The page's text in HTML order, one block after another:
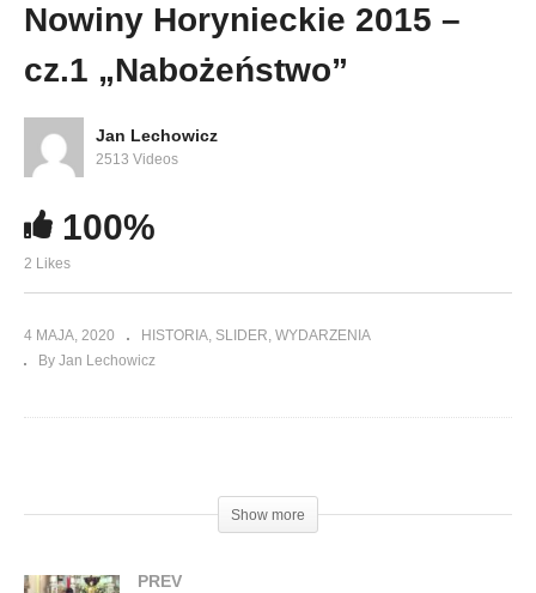
Nowiny Horynieckie 2015 –
cz.1 „Nabożeństwo”
Jan Lechowicz
2513 Videos
100%
2 Likes
4 MAJA, 2020 HISTORIA SLIDER WYDARZENIA
By Jan Lechowicz
Show more
PREV